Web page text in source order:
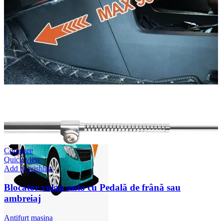
Compare
Quick view
Add to wishlist
Blocator volan auto cu Pedală de frână sau
ambreiaj
Antifurt masina